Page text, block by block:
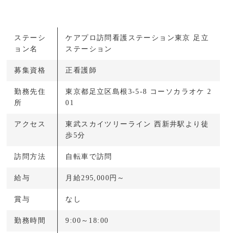
ステーシ
ョン名
ケアプロ訪問看護ステーション東京 足立
ステーション
募集資格 正看護師
勤務先住
所
東京都足立区島根3-5-8 コーソカラオケ 2
01
アクセス
東武スカイツリーライン 西新井駅より徒
歩5分
訪問方法 自転車で訪問
給与 月給295,000円～
賞与 なし
勤務時間 9:00～18:00